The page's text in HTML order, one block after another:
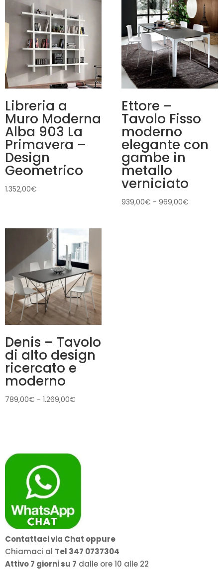
Libreria a
Muro Moderna
Alba 903 La
Primavera –
Design
Geometrico
1.352,00€
Ettore –
Tavolo Fisso
moderno
elegante con
gambe in
metallo
verniciato
939,00€ - 969,00€
Denis – Tavolo
di alto design
ricercato e
moderno
789,00€ - 1.269,00€
a
1.269,00€
Contattaci via Chat oppure
Chiamaci al Tel 347 0737304
Attivo 7 giorni su 7 dalle ore 10 alle 22